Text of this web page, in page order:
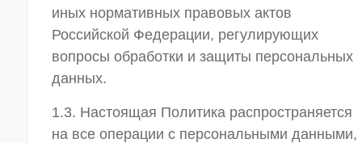
иных нормативных правовых актов
Российской Федерации, регулирующих
вопросы обработки и защиты персональных
данных.
1.3. Настоящая Политика распространяется
на все операции с персональными данными,